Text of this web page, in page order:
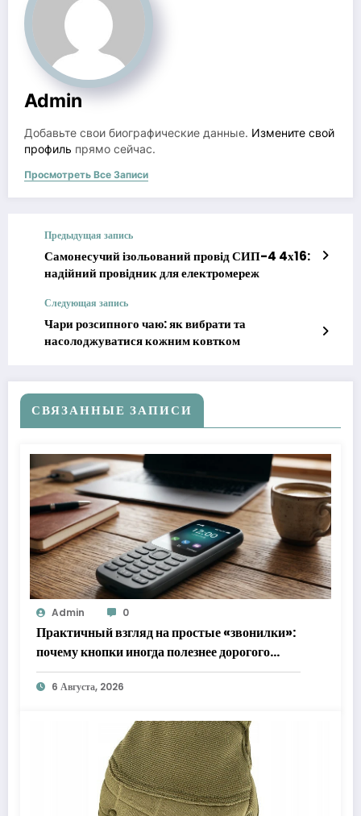
Admin
Добавьте свои биографические данные. Измените свой
профиль прямо сейчас.
Просмотреть Все Записи
Предыдущая запись
Самонесучий ізольований провід СИП-4 4х16:
надійний провідник для електромереж
Следующая запись
Чари розсипного чаю: як вибрати та
насолоджуватися кожним ковтком
СВЯЗАННЫЕ ЗАПИСИ
Admin 0
Практичный взгляд на простые «звонилки»:
почему кнопки иногда полезнее дорогого
флагмана
6 Августа, 2026